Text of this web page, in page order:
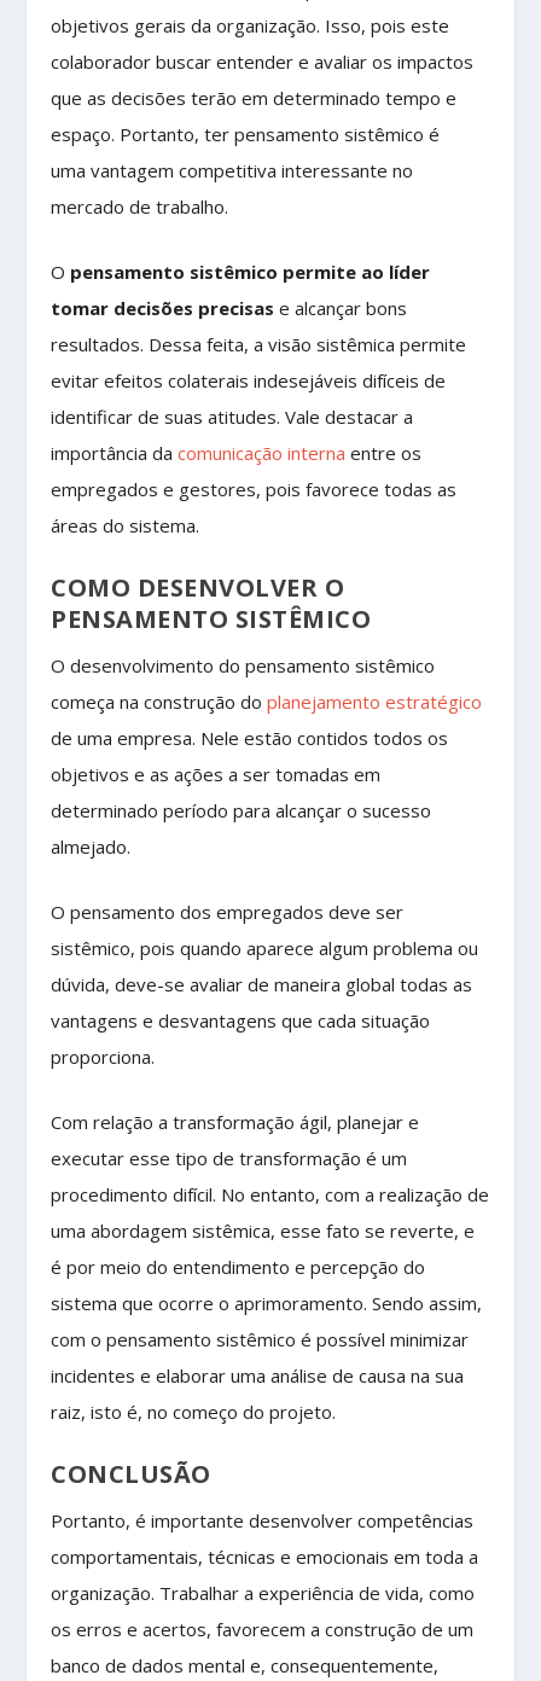
objetivos gerais da organização. Isso, pois este
colaborador buscar entender e avaliar os impactos
que as decisões terão em determinado tempo e
espaço. Portanto, ter pensamento sistêmico é
uma vantagem competitiva interessante no
mercado de trabalho.
O pensamento sistêmico permite ao líder
tomar decisões precisas e alcançar bons
resultados. Dessa feita, a visão sistêmica permite
evitar efeitos colaterais indesejáveis difíceis de
identificar de suas atitudes. Vale destacar a
importância dacomunicação interna entre os
empregados e gestores, pois favorece todas as
áreas do sistema.
COMO DESENVOLVER O
PENSAMENTO SISTÊMICO
O desenvolvimento do pensamento sistêmico
começa na construção doplanejamento estratégico
de uma empresa. Nele estão contidos todos os
objetivos e as ações a ser tomadas em
determinado período para alcançar o sucesso
almejado.
O pensamento dos empregados deve ser
sistêmico, pois quando aparece algum problema ou
dúvida, deve-se avaliar de maneira global todas as
vantagens e desvantagens que cada situação
proporciona.
Com relação a transformação ágil, planejar e
executar esse tipo de transformação é um
procedimento difícil. No entanto, com a realização de
uma abordagem sistêmica, esse fato se reverte, e
é por meio do entendimento e percepção do
sistema que ocorre o aprimoramento. Sendo assim,
com o pensamento sistêmico é possível minimizar
incidentes e elaborar uma análise de causa na sua
raiz, isto é, no começo do projeto.
CONCLUSÃO
Portanto, é importante desenvolver competências
comportamentais, técnicas e emocionais em toda a
organização. Trabalhar a experiência de vida, como
os erros e acertos, favorecem a construção de um
banco de dados mental e, consequentemente,